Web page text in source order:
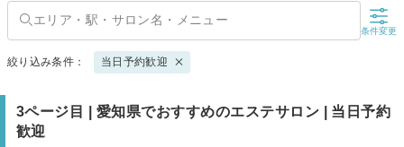
条件変更
絞り込み条件： 当日予約歓迎
3ページ目 | 愛知県でおすすめのエステサロン | 当日予約
歓迎